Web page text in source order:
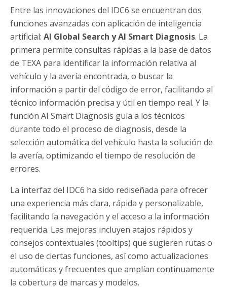
Entre las innovaciones del IDC6 se encuentran dos
funciones avanzadas con aplicación de inteligencia
artificial: AI Global Search y AI Smart Diagnosis. La
primera permite consultas rápidas a la base de datos
de TEXA para identificar la información relativa al
vehículo y la avería encontrada, o buscar la
información a partir del código de error, facilitando al
técnico información precisa y útil en tiempo real. Y la
función AI Smart Diagnosis guía a los técnicos
durante todo el proceso de diagnosis, desde la
selección automática del vehículo hasta la solución de
la avería, optimizando el tiempo de resolución de
errores.
La interfaz del IDC6 ha sido rediseñada para ofrecer
una experiencia más clara, rápida y personalizable,
facilitando la navegación y el acceso a la información
requerida. Las mejoras incluyen atajos rápidos y
consejos contextuales (tooltips) que sugieren rutas o
el uso de ciertas funciones, así como actualizaciones
automáticas y frecuentes que amplían continuamente
la cobertura de marcas y modelos.